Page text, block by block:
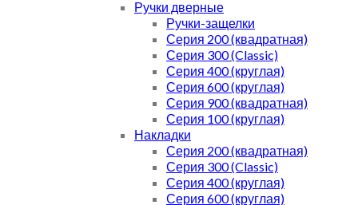
Ручки дверные
Ручки-защелки
Серия 200 (квадратная)
Серия 300 (Classic)
Серия 400 (круглая)
Серия 600 (круглая)
Серия 900 (квадратная)
Серия 100 (круглая)
Накладки
Серия 200 (квадратная)
Серия 300 (Classic)
Серия 400 (круглая)
Серия 600 (круглая)